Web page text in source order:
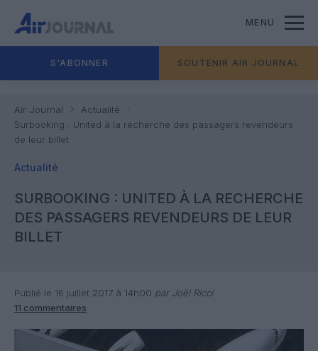
MENU
S'ABONNER SOUTENIR AIR JOURNAL
Air Journal
Actualité
Surbooking : United à la recherche des passagers revendeurs
de leur billet
Actualité
SURBOOKING : UNITED À LA RECHERCHE
DES PASSAGERS REVENDEURS DE LEUR
BILLET
Publié le 16 juillet 2017 à 14h00 par Joël Ricci
11 commentaires